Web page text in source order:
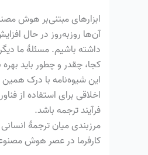
آن‌ها روزبه‌روز در حال
داشته باشیم. مسئلهٔ ما
کجا، چقدر و چطور باید بهره
این شیوه‌نامه با درک همین
اخلاقی برای استفاده از
فرآیند ترجمه باشد.
مرزبندی میان ترجمهٔ
کارفرما در عصر هوش
مصنوعی